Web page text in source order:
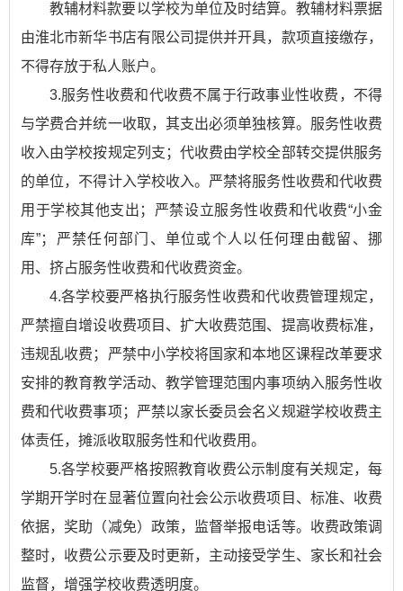
教辅材料款要以学校为单位及时结算。教辅材料票据
由淮北市新华书店有限公司提供并开具，款项直接缴存，
不得存放于私人账户。
3.服务性收费和代收费不属于行政事业性收费，不得
与学费合并统一收取，其支出必须单独核算。服务性收费
收入由学校按规定列支；代收费由学校全部转交提供服务
的单位，不得计入学校收入。严禁将服务性收费和代收费
用于学校其他支出；严禁设立服务性收费和代收费“小金
库”；严禁任何部门、单位或个人以任何理由截留、挪
用、挤占服务性收费和代收费资金。
4.各学校要严格执行服务性收费和代收费管理规定，
严禁擅自增设收费项目、扩大收费范围、提高收费标准，
违规乱收费；严禁中小学校将国家和本地区课程改革要求
安排的教育教学活动、教学管理范围内事项纳入服务性收
费和代收费事项；严禁以家长委员会名义规避学校收费主
体责任，摊派收取服务性和代收费用。
5.各学校要严格按照教育收费公示制度有关规定，每
学期开学时在显著位置向社会公示收费项目、标准、收费
依据，奖助（减免）政策，监督举报电话等。收费政策调
整时，收费公示要及时更新，主动接受学生、家长和社会
监督，增强学校收费透明度。